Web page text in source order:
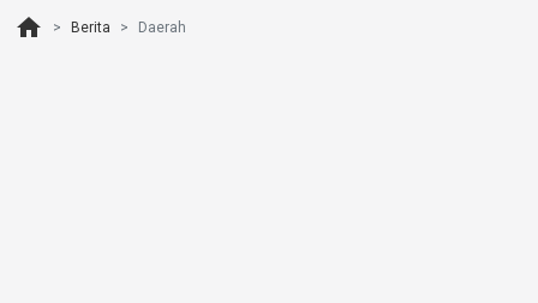
home Berita Daerah